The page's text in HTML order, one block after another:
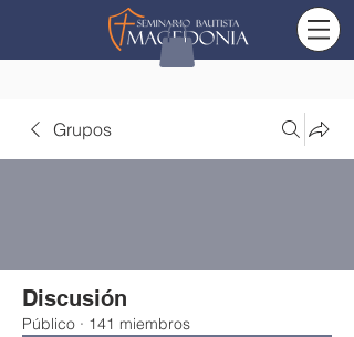
Grupos
Discusión
Público · 141 miembros